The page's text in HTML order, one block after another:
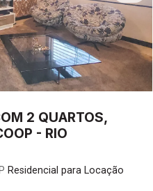
2 QUARTOS,
- RIO
Residencial para Locação